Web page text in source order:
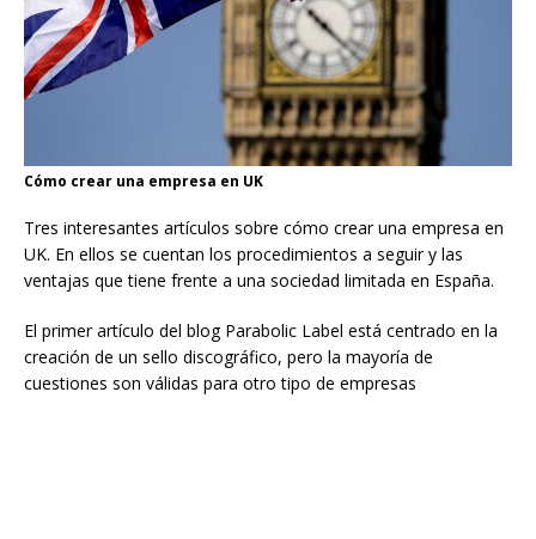
Cómo crear una empresa en UK
Tres interesantes artículos sobre cómo crear una empresa en
UK. En ellos se cuentan los procedimientos a seguir y las
ventajas que tiene frente a una sociedad limitada en España.
El primer artículo del blog Parabolic Label está centrado en la
creación de un sello discográfico, pero la mayoría de
cuestiones son válidas para otro tipo de empresas